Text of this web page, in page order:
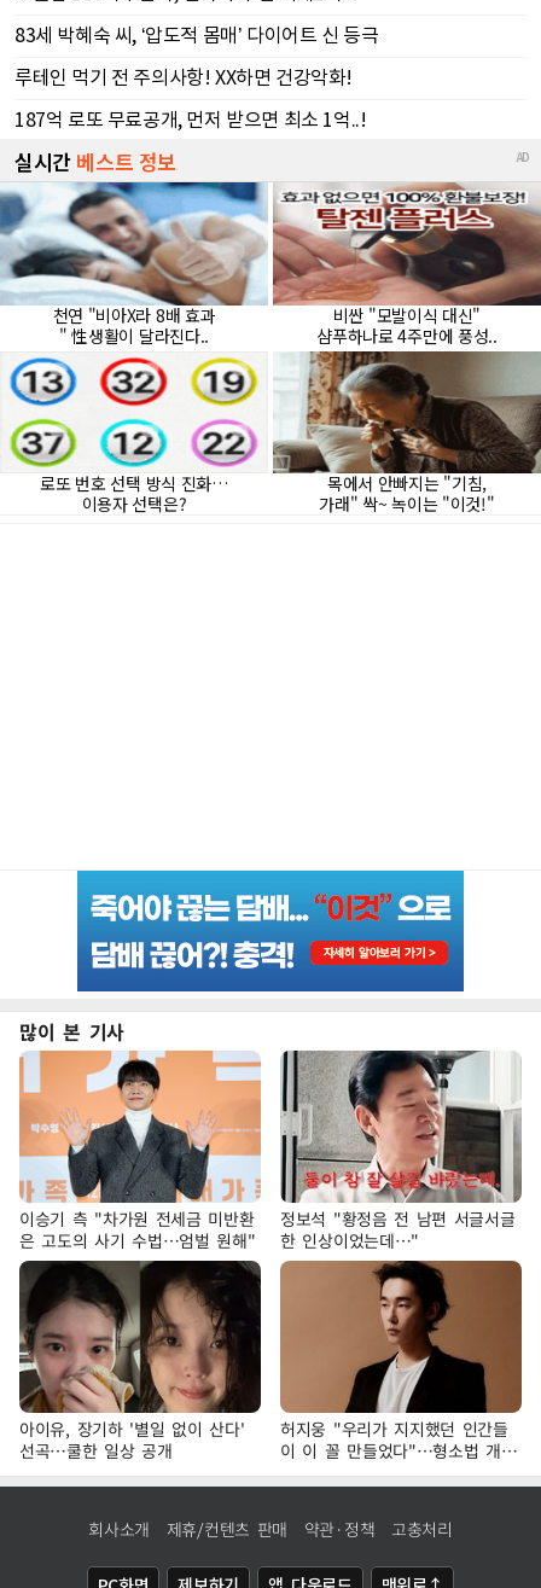
많이 본 기사
이승기 측 "차가원 전세금 미반환
은 고도의 사기 수법…엄벌 원해"
정보석 "황정음 전 남편 서글서글
한 인상이었는데…"
아이유, 장기하 '별일 없이 산다'
선곡…쿨한 일상 공개
허지웅 "우리가 지지했던 인간들
이 이 꼴 만들었다"…형소법 개정
에 격한 반응
회사소개 제휴/컨텐츠 판매 약관·정책 고충처리